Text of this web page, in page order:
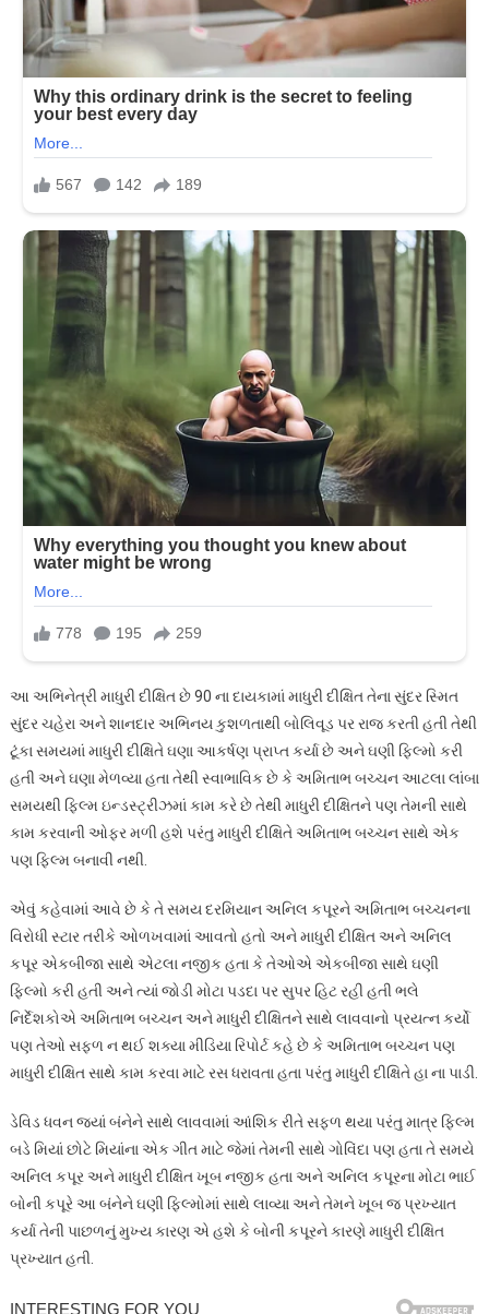
આ અભિનેત્રી માધુરી દીક્ષિત છે 90 ના દાયકામાં માધુરી દીક્ષિત તેના સુંદર સ્મિત
સુંદર ચહેરા અને શાનદાર અભિનય કુશળતાથી બોલિવૂડ પર રાજ કરતી હતી તેથી
ટૂંકા સમયમાં માધુરી દીક્ષિતે ઘણા આકર્ષણ પ્રાપ્ત કર્યા છે અને ઘણી ફિલ્મો કરી
હતી અને ઘણા મેળવ્યા હતા તેથી સ્વાભાવિક છે કે અમિતાભ બચ્ચન આટલા લાંબા
સમયથી ફિલ્મ ઇન્ડસ્ટ્રીઝમાં કામ કરે છે તેથી માધુરી દીક્ષિતને પણ તેમની સાથે
કામ કરવાની ઓફર મળી હશે પરંતુ માધુરી દીક્ષિતે અમિતાભ બચ્ચન સાથે એક
પણ ફિલ્મ બનાવી નથી.
એવું કહેવામાં આવે છે કે તે સમય દરમિયાન અનિલ કપૂરને અમિતાભ બચ્ચનના
વિરોધી સ્ટાર તરીકે ઓળખવામાં આવતો હતો અને માધુરી દીક્ષિત અને અનિલ
કપૂર એકબીજા સાથે એટલા નજીક હતા કે તેઓએ એકબીજા સાથે ઘણી
ફિલ્મો કરી હતી અને ત્યાં જોડી મોટા પડદા પર સુપર હિટ રહી હતી ભલે
નિર્દેશકોએ અમિતાભ બચ્ચન અને માધુરી દીક્ષિતને સાથે લાવવાનો પ્રયત્ન કર્યો
પણ તેઓ સફળ ન થઈ શક્યા મીડિયા રિપોર્ટ કહે છે કે અમિતાભ બચ્ચન પણ
માધુરી દીક્ષિત સાથે કામ કરવા માટે રસ ધરાવતા હતા પરંતુ માધુરી દીક્ષિતે હા ના પાડી.
ડેવિડ ધવન જ્યાં બંનેને સાથે લાવવામાં આંશિક રીતે સફળ થયા પરંતુ માત્ર ફિલ્મ
બડે મિયાં છોટે મિયાંના એક ગીત માટે જેમાં તેમની સાથે ગોવિંદા પણ હતા તે સમયે
અનિલ કપૂર અને માધુરી દીક્ષિત ખૂબ નજીક હતા અને અનિલ કપૂરના મોટા ભાઈ
બોની કપૂરે આ બંનેને ઘણી ફિલ્મોમાં સાથે લાવ્યા અને તેમને ખૂબ જ પ્રખ્યાત
કર્યા તેની પાછળનું મુખ્ય કારણ એ હશે કે બોની કપૂરને કારણે માધુરી દીક્ષિત
પ્રખ્યાત હતી.